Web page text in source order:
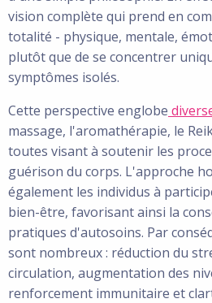
vision complète qui prend en
totalité - physique, mentale,
plutôt que de se concentrer
symptômes isolés.
Cette perspective englobe
massage, l'aromathérapie, le
toutes visant à soutenir les
guérison du corps. L'approche
également les individus à
bien-être, favorisant ainsi la
pratiques d'autosoins. Par
sont nombreux : réduction du
circulation, augmentation des
renforcement immunitaire et